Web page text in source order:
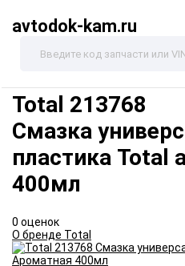
avtodok-kam.ru
Total 213768
Смазка
пластика Total
400мл
0 оценок
О бренде Total